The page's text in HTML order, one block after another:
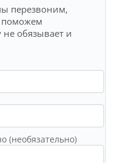
перезвоним,
поможем
не обязывает и
(необязательно)